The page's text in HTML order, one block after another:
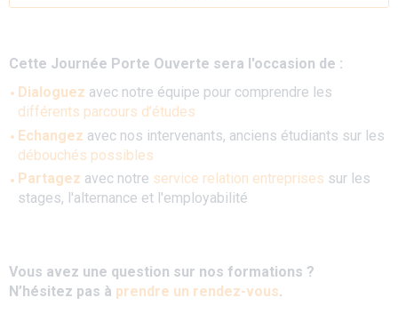
Cette Journée Porte Ouverte sera l'occasion de :
Dialoguez avec notre équipe pour comprendre les
différents parcours d’études
Echangez avec nos intervenants, anciens étudiants sur les
débouchés possibles
Partagez avec notre service relation entreprises sur les
stages, l'alternance et l'employabilité
Vous avez une question sur nos formations ?
N’hésitez pas à prendre un rendez-vous.